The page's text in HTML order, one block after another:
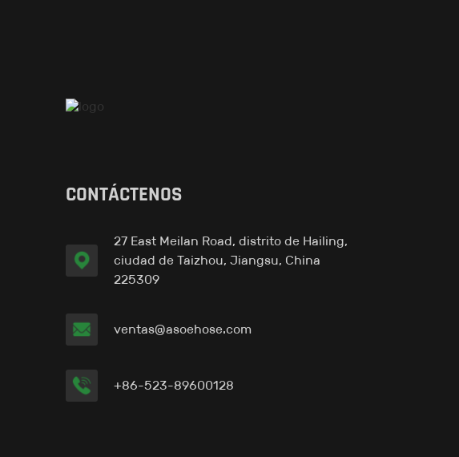
Pipe-in Liner™ H
CONTÁCTENOS
27 East Meilan Road, distrito de Hailing,
ciudad de Taizhou, Jiangsu, China
225309
ventas@asoehose.com
+86-523-89600128